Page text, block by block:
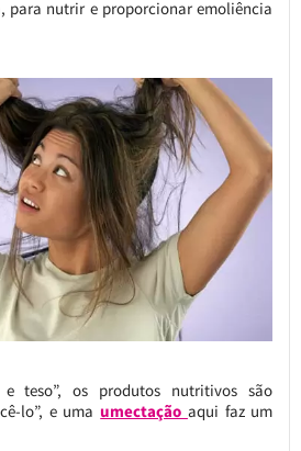
para nutrir e proporcionar emoliência
teso”, os produtos nutritivos são
lo”, e umaumectação aqui faz um